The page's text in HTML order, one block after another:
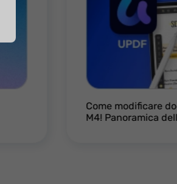
Come modificare
M4! Panoramica